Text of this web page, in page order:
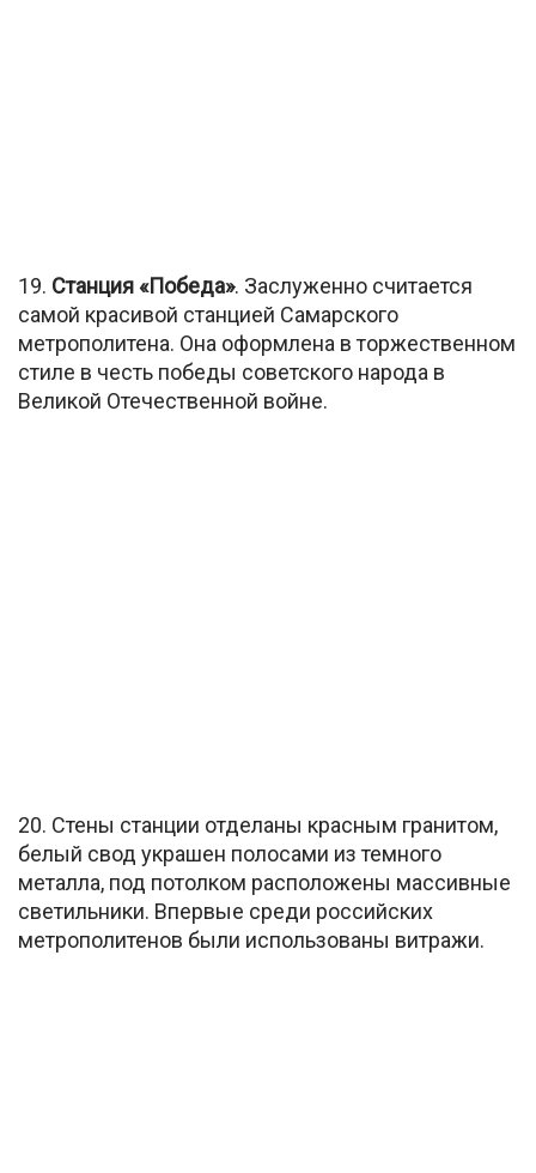
19. Станция «Победа». Заслуженно считается
самой красивой станцией Самарского
метрополитена. Она оформлена в торжественном
стиле в честь победы советского народа в
Великой Отечественной войне.
20. Стены станции отделаны красным гранитом,
белый свод украшен полосами из темного
металла, под потолком расположены массивные
светильники. Впервые среди российских
метрополитенов были использованы витражи.